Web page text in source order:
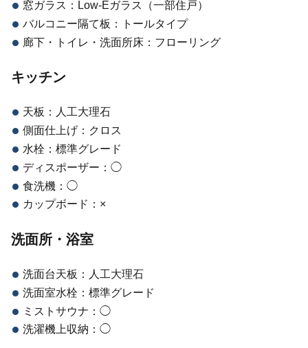
窓ガラス：Low-Eガラス（一部住戸）
バルコニー隔て板：トールタイプ
廊下・トイレ・洗面所床：フローリング
キッチン
天板：人工大理石
側面仕上げ：クロス
水栓：標準グレード
ディスポーザー：◯
食洗機：◯
カップボード：×
洗面所・浴室
洗面台天板：人工大理石
洗面室水栓：標準グレード
ミストサウナ：◯
洗濯機上収納：◯